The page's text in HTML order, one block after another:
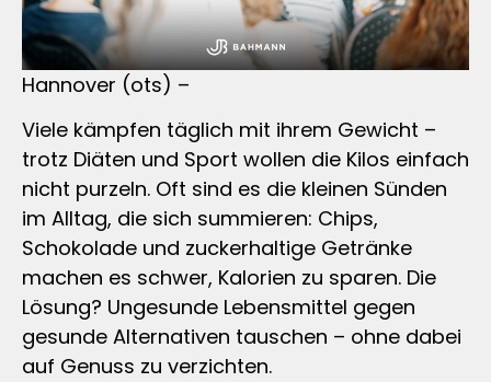
Hannover (ots) –
Viele kämpfen täglich mit ihrem Gewicht –
trotz Diäten und Sport wollen die Kilos einfach
nicht purzeln. Oft sind es die kleinen Sünden
im Alltag, die sich summieren: Chips,
Schokolade und zuckerhaltige Getränke
machen es schwer, Kalorien zu sparen. Die
Lösung? Ungesunde Lebensmittel gegen
gesunde Alternativen tauschen – ohne dabei
auf Genuss zu verzichten.